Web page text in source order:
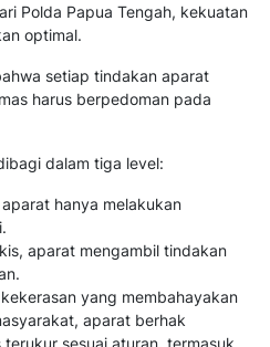
Polda Papua Tengah, kekuatan
optimal.
setiap tindakan aparat
harus berpedoman pada
dalam tiga level:
hanya melakukan
aparat mengambil tindakan
yang membahayakan
aparat berhak
sesuai aturan, termasuk